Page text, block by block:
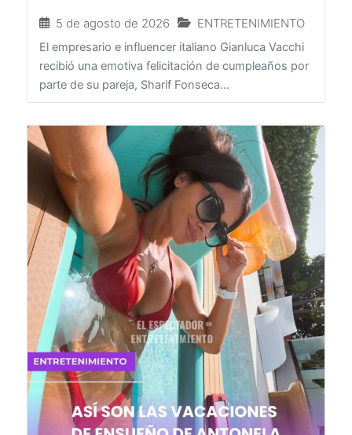
5 de agosto de 2026 ENTRETENIMIENTO
El empresario e influencer italiano Gianluca Vacchi
recibió una emotiva felicitación de cumpleaños por
parte de su pareja, Sharif Fonseca...